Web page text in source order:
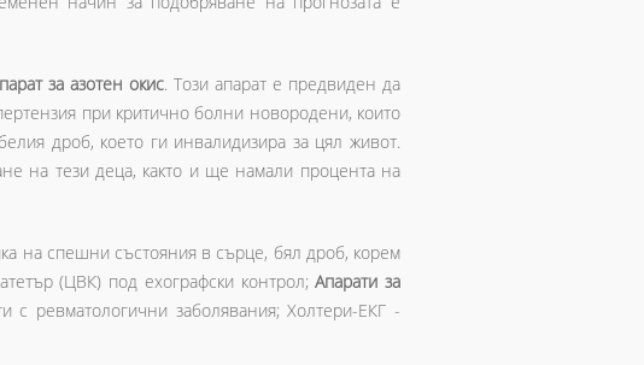
за азотен окис. Този апарат е предвиден да
при критично болни новородени, които
дроб, което ги инвалидизира за цял живот.
на тези деца, както и ще намали процента на
на спешни състояния в сърце, бял дроб, корем
(ЦВК) под ехографски контрол;Апарати за
с ревматологични заболявания; Холтери-ЕКГ -